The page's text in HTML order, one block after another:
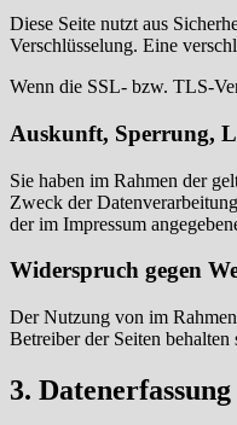
Diese Seite nutzt aus
Verschlüsselung. Eine
Wenn die SSL- bzw. TLS-
Auskunft, Sperrung,
Sie haben im Rahmen der
Zweck der
der im Impressum
Widerspruch gegen
Der Nutzung von im
Betreiber der Seiten
3.